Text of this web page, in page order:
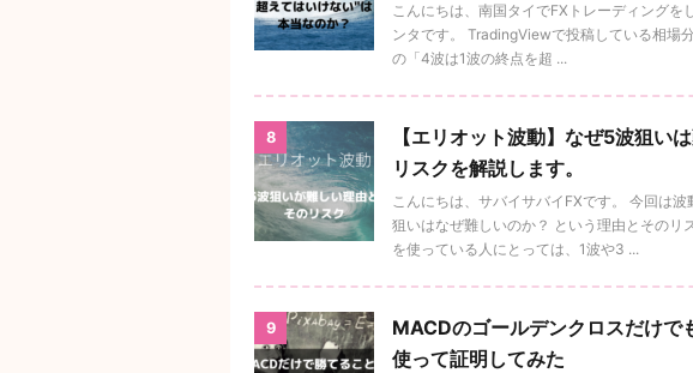
こんにちは、南国タイでFXトレーディング
ンタです。 TradingViewで投稿している相場
の「4波は1波の終点を超 ...
8
【エリオット波動】なぜ5波狙い
リスクを解説します。
こんにちは、サバイサバイFXです。 今回は
狙いはなぜ難しいのか？ という理由とそのリ
を使っている人にとっては、1波や3 ...
9
MACDのゴールデンクロスだけ
使って証明してみた